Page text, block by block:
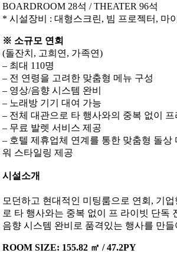
BOARDROOM 28석 / THEATER 96석
* 시설장비 : 대형스크린, 빔 프로젝터, 마
※ 소규모 연회
(돌잔치, 고희연, 가족연)
– 최대 110명
– 전 연령을 고려한 맞춤형 메뉴 구성
– 영상/음향 시스템 완비
– 노래방 기기 대여 가능
– 전체 대관으로 타 행사와의 중복 없이
– 무료 발렛 서비스 제공
– 호텔 제휴업체 연계를 통한 맞춤형 돌상
워 스타일링 제공
시설소개
모던하고 현대적인 미팅룸으로 연회, 기
로 타 행사와는 중복 없이 프 라이빗 단독
음향 시스템 완비로 품격있는 행사를 만들
ROOM SIZE: 155.82 ㎡ / 47.2PY